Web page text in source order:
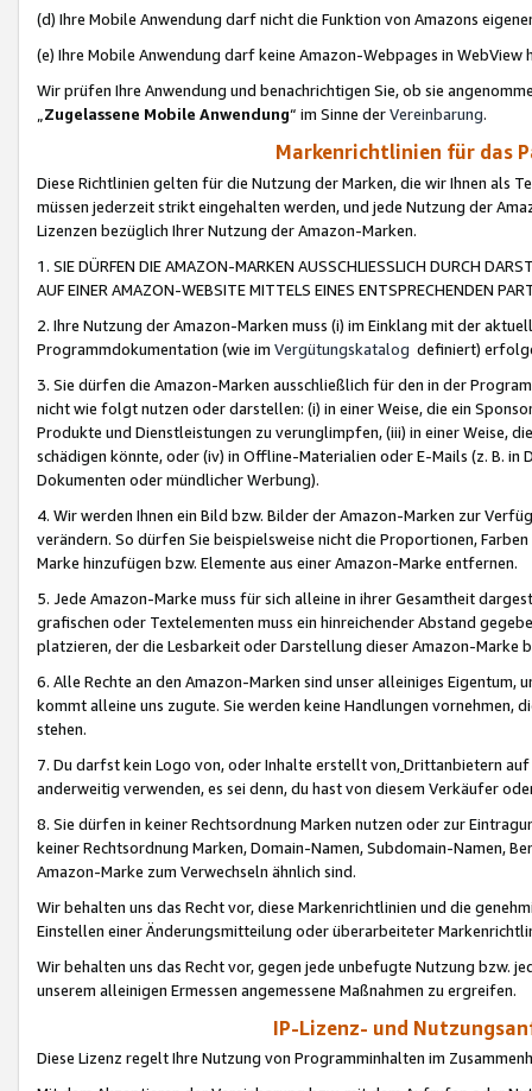
(d) Ihre Mobile Anwendung darf nicht die Funktion von Amazons
(e) Ihre Mobile Anwendung darf keine Amazon-Webpages in WebView
Wir prüfen Ihre Anwendung und benachrichtigen Sie, ob sie
„Zugelassene Mobile Anwendung“ im Sinne derVereinbarung.
Markenrichtlinien für das
Diese Richtlinien gelten für die Nutzung der Marken, die wir Ihnen als
müssen jederzeit strikt eingehalten werden, und jede Nutzung der
Lizenzen bezüglich Ihrer Nutzung der Amazon-Marken.
1. SIE DÜRFEN DIE AMAZON-MARKEN AUSSCHLIESSLICH DURCH
AUF EINER AMAZON-WEBSITE MITTELS EINES ENTSPRECHENDEN
2. Ihre Nutzung der Amazon-Marken muss (i) im Einklang mit der
Programmdokumentation (wie im Vergütungskatalog definiert)
3. Sie dürfen die Amazon-Marken ausschließlich für den in der
nicht wie folgt nutzen oder darstellen: (i) in einer Weise, die ein
Produkte und Dienstleistungen zu verunglimpfen, (iii) in einer Weise,
schädigen könnte, oder (iv) in Offline-Materialien oder E-Mails (z. B. in
Dokumenten oder mündlicher Werbung).
4. Wir werden Ihnen ein Bild bzw. Bilder der Amazon-Marken zur
verändern. So dürfen Sie beispielsweise nicht die Proportionen,
Marke hinzufügen bzw. Elemente aus einer Amazon-Marke entfernen.
5. Jede Amazon-Marke muss für sich alleine in ihrer Gesamtheit
grafischen oder Textelementen muss ein hinreichender Abstand
platzieren, der die Lesbarkeit oder Darstellung dieser Amazon-Marke
6. Alle Rechte an den Amazon-Marken sind unser alleiniges
kommt alleine uns zugute. Sie werden keine Handlungen vornehmen,
stehen.
7. Du darfst kein Logo von, oder Inhalte erstellt von,Drittanbietern auf
anderweitig verwenden, es sei denn, du hast von diesem Verkäufer
8. Sie dürfen in keiner Rechtsordnung Marken nutzen oder zur
keiner Rechtsordnung Marken, Domain-Namen, Subdomain-Namen,
Amazon-Marke zum Verwechseln ähnlich sind.
Wir behalten uns das Recht vor, diese Markenrichtlinien und die
Einstellen einer Änderungsmitteilung oder überarbeiteter
Wir behalten uns das Recht vor, gegen jede unbefugte Nutzung bzw.
unserem alleinigen Ermessen angemessene Maßnahmen zu ergreifen.
IP-Lizenz- und
Diese Lizenz regelt Ihre Nutzung von Programminhalten im